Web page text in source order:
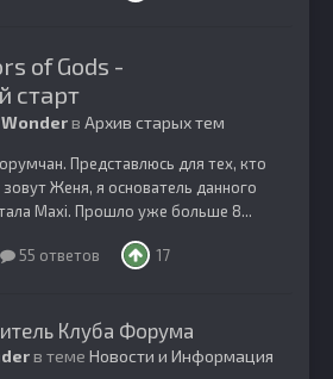
of Gods -
старт
Wonderв Архив старых тем
Представлюсь для тех, кто
Женя, я основатель данного
Maxi. Прошло уже больше 8...
55 ответов 17
Клуба Форума
в теме Новости и Информация